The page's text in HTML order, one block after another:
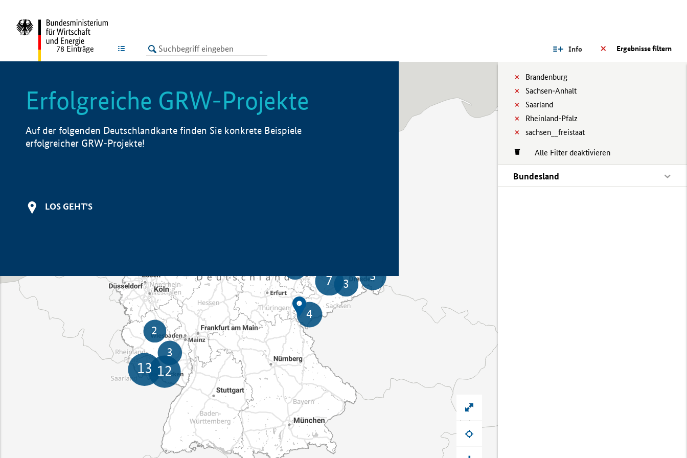
LISTE Ergebnisse filtern
Info
Brandenburg
Sachsen-Anhalt
Saarland
Rheinland-Pfalz
sachsen__freistaat
Alle Filter deaktivieren
Bundesland
78 Einträge
Erfolgreiche GRW-Projekte
Auf der folgenden Deutschlandkarte finden Sie konkrete Beispiele
erfolgreicher GRW-Projekte!
LOS GEHT'S